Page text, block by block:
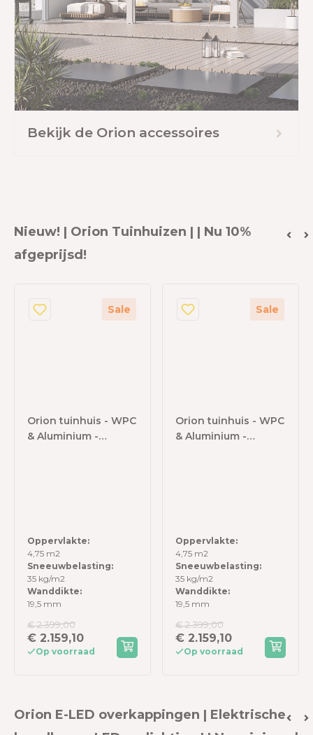
Bekijk de Orion accessoires
Nieuw! | Orion Tuinhuizen | | Nu 10%
afgeprijsd!
Sale
Orion tuinhuis - WPC
& Aluminium -
Oppervlakte:
4,75 m2
Sneeuwbelasting:
35 kg/m2
Wanddikte:
19,5 mm
€ 2.159,10
€ 2.399,00
Op voorraad
Sale
Orion tuinhuis - WPC
& Aluminium -
Oppervlakte:
4,75 m2
Sneeuwbelasting:
35 kg/m2
Wanddikte:
19,5 mm
€ 2.159,10
€ 2.399,00
Op voorraad
Orion E-LED overkappingen | Elektrische